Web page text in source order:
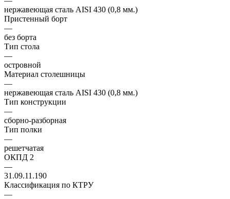
нержавеющая сталь AISI 430 (0,8 мм.)
Пристенный борт
—
без борта
Тип стола
—
островной
Материал столешницы
—
нержавеющая сталь AISI 430 (0,8 мм.)
Тип конструкции
—
сборно-разборная
Тип полки
—
решетчатая
ОКПД 2
—
31.09.11.190
Классификация по КТРУ
—